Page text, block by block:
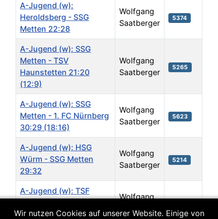
A-Jugend (w):
Heroldsberg - SSG
Metten 22:28
Wolfgang
Saatberger
5374
A-Jugend (w): SSG
Metten - TSV
Haunstetten 21:20
(12:9)
Wolfgang
Saatberger
5265
A-Jugend (w): SSG
Metten - 1. FC Nürnberg
30:29 (18:16)
Wolfgang
Saatberger
5623
A-Jugend (w): HSG
Würm - SSG Metten
29:32
Wolfgang
Saatberger
5214
A-Jugend (w): TSF
Metten 18:31 (12:11)
Wolfgang
Saatberger
Wir nutzen Cookies auf unserer Website. Einige von